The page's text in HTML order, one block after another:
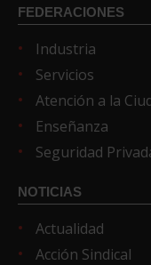
FEDERACIONES
Industria
Servicios
Atención a la
Enseñanza
Seguridad
NOTICIAS
Actualidad
Acción Sindical